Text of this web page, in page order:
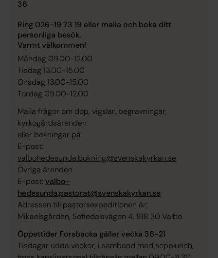
36
Ring 026-19 73 19 eller maila och boka ditt
personliga besök.
Varmt välkommen!
Måndag 09.00-12.00
Tisdag 13.00-15.00
Onsdag 13.00-15.00
Tordag 09.00-12.00
Maila frågor om dop, vigslar, begravningar,
kyrkogårdsärenden
eller bokningar på
E-post:
valbohedesunda.bokning@svenskakyrkan.se
Övriga ärenden
E-post: valbo-
hedesunda.pastorat@svenskakyrkan.se
Adressen till pastorsexpeditionen är:
Mikaelsgården, Sofiedalsvägen 4, 818 30 Valbo
Öppettider Forsbacka gäller vecka 38-21
Tisdagar udda veckor, i samband med sopplunch,